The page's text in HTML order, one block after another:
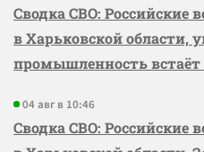
Сводка СВО: Российские
в Харьковской области,
промышленность встаёт
04 авг в 10:46
Сводка СВО: Российские